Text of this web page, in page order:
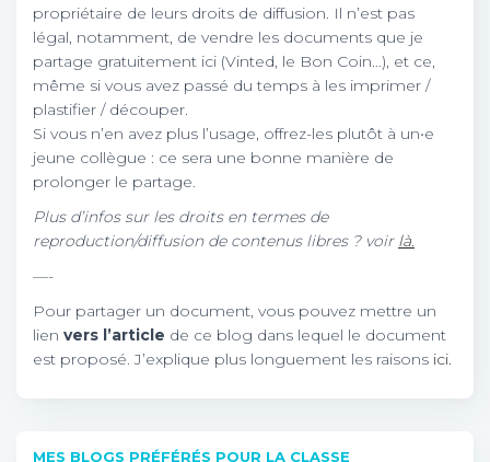
propriétaire de leurs droits de diffusion. Il n’est pas
légal, notamment, de vendre les documents que je
partage gratuitement ici (Vinted, le Bon Coin…), et ce,
même si vous avez passé du temps à les imprimer /
plastifier / découper.
Si vous n’en avez plus l’usage, offrez-les plutôt à un•e
jeune collègue : ce sera une bonne manière de
prolonger le partage.
Plus d’infos sur les droits en termes de
reproduction/diffusion de contenus libres ? voir là.
—-
Pour partager un document, vous pouvez mettre un
lien vers l’article de ce blog dans lequel le document
est proposé. J’explique plus longuement les raisons ici.
MES BLOGS PRÉFÉRÉS POUR LA CLASSE